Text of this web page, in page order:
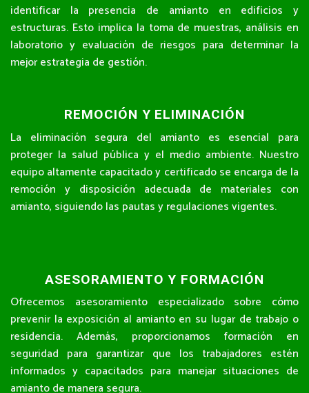
identificar la presencia de amianto en edificios y
estructuras. Esto implica la toma de muestras, análisis en
laboratorio y evaluación de riesgos para determinar la
mejor estrategia de gestión.
REMOCIÓN Y ELIMINACIÓN
La eliminación segura del amianto es esencial para
proteger la salud pública y el medio ambiente. Nuestro
equipo altamente capacitado y certificado se encarga de la
remoción y disposición adecuada de materiales con
amianto, siguiendo las pautas y regulaciones vigentes.
ASESORAMIENTO Y FORMACIÓN
Ofrecemos asesoramiento especializado sobre cómo
prevenir la exposición al amianto en su lugar de trabajo o
residencia. Además, proporcionamos formación en
seguridad para garantizar que los trabajadores estén
informados y capacitados para manejar situaciones de
amianto de manera segura.